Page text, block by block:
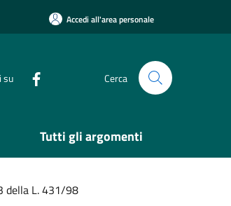
Accedi all'area personale
su Cerca
Tutti gli argomenti
della L. 431/98